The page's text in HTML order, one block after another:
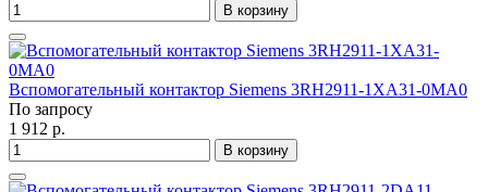
В корзину
Вспомогательный контактор Siemens 3RH2911-1XA31-0MA0
По запросу
1 912 р.
В корзину